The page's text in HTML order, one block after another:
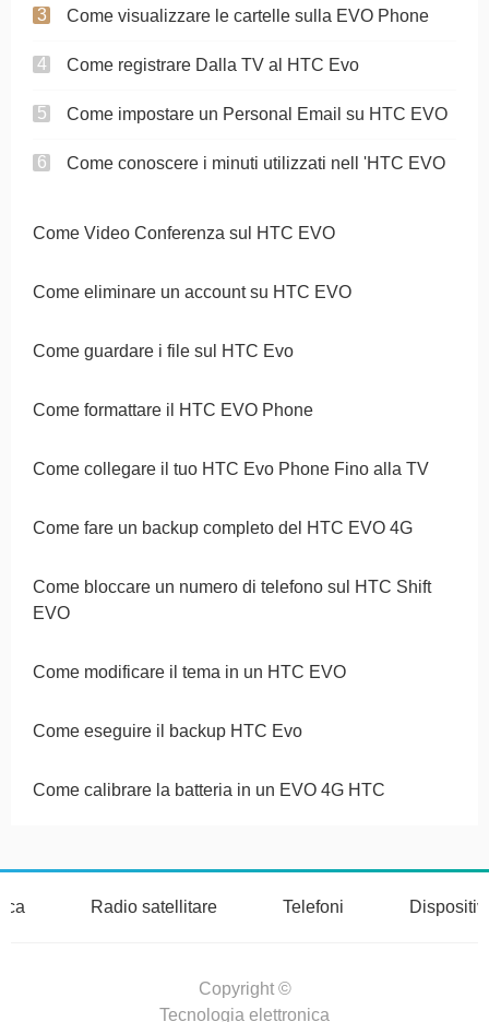
Come visualizzare le cartelle sulla EVO Phone
Come registrare Dalla TV al HTC Evo
Come impostare un Personal Email su HTC EVO
Come conoscere i minuti utilizzati nell 'HTC EVO
Come Video Conferenza sul HTC EVO
Come eliminare un account su HTC EVO
Come guardare i file sul HTC Evo
Come formattare il HTC EVO Phone
Come collegare il tuo HTC Evo Phone Fino alla TV
Come fare un backup completo del HTC EVO 4G
Come bloccare un numero di telefono sul HTC Shift
EVO
Come modificare il tema in un HTC EVO
Come eseguire il backup HTC Evo
Come calibrare la batteria in un EVO 4G HTC
Radio satellitare Telefoni
Copyright ©
Tecnologia elettronica